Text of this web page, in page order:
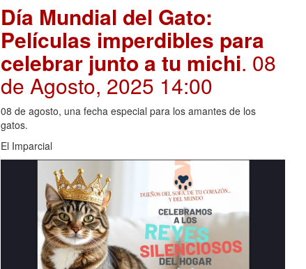
Día Mundial del Gato:
Películas imperdibles para
celebrar junto a tu michi. 08
de Agosto, 2025 14:00
08 de agosto, una fecha especial para los amantes de los
gatos.
El Imparcial